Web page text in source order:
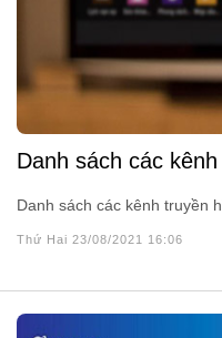
Danh‌ ‌sách‌ ‌các‌
Danh‌ ‌sách‌ ‌các‌ ‌kênh‌ ‌truyền‌
Thứ Hai 23/08/2021 16:06